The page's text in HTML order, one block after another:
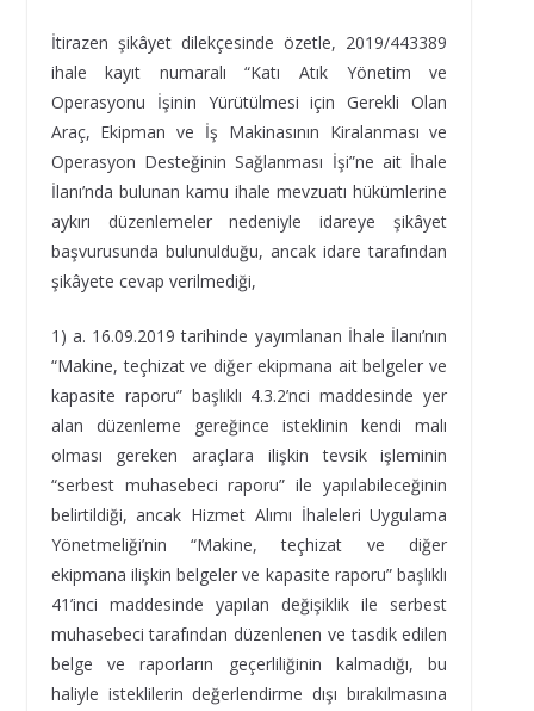
İtirazen şikâyet dilekçesinde özetle, 2019/443389
ihale kayıt numaralı “Katı Atık Yönetim ve
Operasyonu İşinin Yürütülmesi için Gerekli Olan
Araç, Ekipman ve İş Makinasının Kiralanması ve
Operasyon Desteğinin Sağlanması İşi”ne ait İhale
İlanı’nda bulunan kamu ihale mevzuatı hükümlerine
aykırı düzenlemeler nedeniyle idareye şikâyet
başvurusunda bulunulduğu, ancak idare tarafından
şikâyete cevap verilmediği,
1) a. 16.09.2019 tarihinde yayımlanan İhale İlanı’nın
“Makine, teçhizat ve diğer ekipmana ait belgeler ve
kapasite raporu” başlıklı 4.3.2’nci maddesinde yer
alan düzenleme gereğince isteklinin kendi malı
olması gereken araçlara ilişkin tevsik işleminin
“serbest muhasebeci raporu” ile yapılabileceğinin
belirtildiği, ancak Hizmet Alımı İhaleleri Uygulama
Yönetmeliği’nin “Makine, teçhizat ve diğer
ekipmana ilişkin belgeler ve kapasite raporu” başlıklı
41’inci maddesinde yapılan değişiklik ile serbest
muhasebeci tarafından düzenlenen ve tasdik edilen
belge ve raporların geçerliliğinin kalmadığı, bu
haliyle isteklilerin değerlendirme dışı bırakılmasına